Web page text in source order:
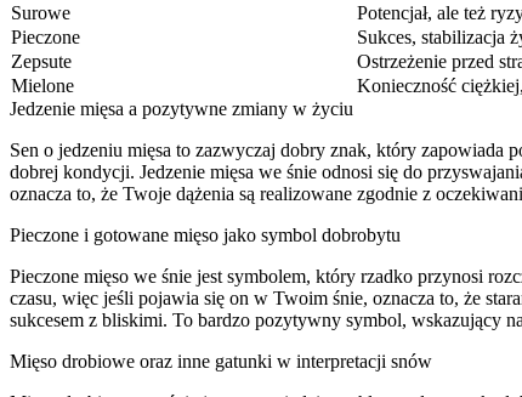
Surowe
Potencjał, ale też
Pieczone
Sukces, stabilizacja
Zepsute
Ostrzeżenie przed
Mielone
Konieczność
Jedzenie mięsa a pozytywne zmiany w życiu
Sen o jedzeniu mięsa to zazwyczaj dobry znak, który zapowiada
dobrej kondycji. Jedzenie mięsa we śnie odnosi się do
oznacza to, że Twoje dążenia są realizowane zgodnie z
Pieczone i gotowane mięso jako symbol dobrobytu
Pieczone mięso we śnie jest symbolem, który rzadko przynosi
czasu, więc jeśli pojawia się on w Twoim śnie, oznacza to, że
sukcesem z bliskimi. To bardzo pozytywny symbol, wskazujący
Mięso drobiowe oraz inne gatunki w interpretacji snów